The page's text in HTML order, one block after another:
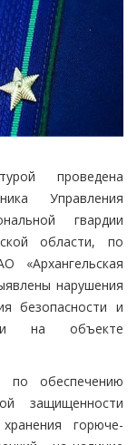
проведена
Управления
гвардии
области, по
«Архангельская
нарушения
безопасности и
на объекте
по обеспечению
защищенности
горюче-